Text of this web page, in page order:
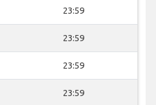
23:59
23:59
23:59
23:59